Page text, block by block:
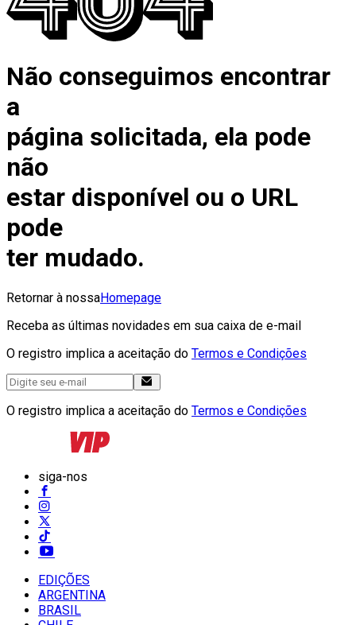
Não conseguimos encontrar
a
página solicitada, ela pode
não
estar disponível ou o URL
pode
ter mudado.
Retornar à nossaHomepage
Receba as últimas novidades em sua caixa de e-mail
O registro implica a aceitação do Termos e Condições
O registro implica a aceitação do Termos e Condições
siga-nos
EDIÇÕES
ARGENTINA
BRASIL